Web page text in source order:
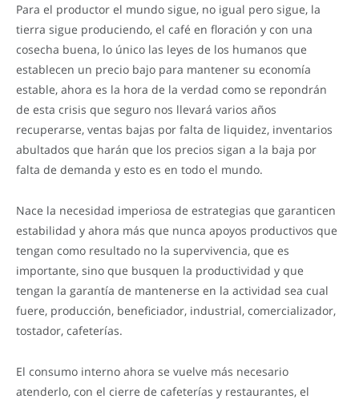
Para el productor el mundo sigue, no igual pero sigue, la
tierra sigue produciendo, el café en floración y con una
cosecha buena, lo único las leyes de los humanos que
establecen un precio bajo para mantener su economía
estable, ahora es la hora de la verdad como se repondrán
de esta crisis que seguro nos llevará varios años
recuperarse, ventas bajas por falta de liquidez, inventarios
abultados que harán que los precios sigan a la baja por
falta de demanda y esto es en todo el mundo.
Nace la necesidad imperiosa de estrategias que garanticen
estabilidad y ahora más que nunca apoyos productivos que
tengan como resultado no la supervivencia, que es
importante, sino que busquen la productividad y que
tengan la garantía de mantenerse en la actividad sea cual
fuere, producción, beneficiador, industrial, comercializador,
tostador, cafeterías.
El consumo interno ahora se vuelve más necesario
atenderlo, con el cierre de cafeterías y restaurantes, el